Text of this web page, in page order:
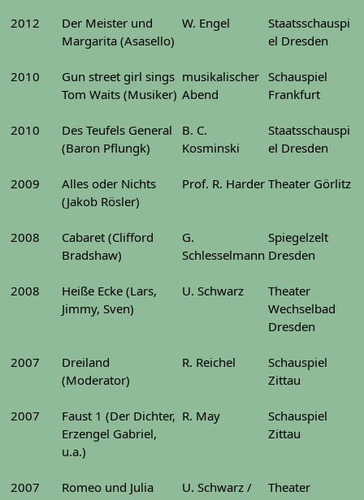
2012
Der Meister und
Margarita (Asasello)
W. Engel
Staatsschauspi
el Dresden
2010
Gun street girl sings
Tom Waits (Musiker)
musikalischer
Abend
Schauspiel
Frankfurt
2010
Des Teufels General
(Baron Pflungk)
B. C.
Kosminski
Staatsschauspi
el Dresden
2009
Alles oder Nichts
(Jakob Rösler)
Prof. R. Harder Theater Görlitz
2008
Cabaret (Clifford
Bradshaw)
G.
Schlesselmann
Spiegelzelt
Dresden
2008
Heiße Ecke (Lars,
Jimmy, Sven)
U. Schwarz
Theater
Wechselbad
Dresden
2007
Dreiland
(Moderator)
R. Reichel
Schauspiel
Zittau
2007
Faust 1 (Der Dichter,
Erzengel Gabriel,
u.a.)
R. May
Schauspiel
Zittau
2007
Romeo und Julia
U. Schwarz /
Theater